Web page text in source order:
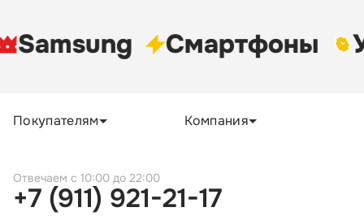
Samsung Cмартфоны
Покупателям Компания
c 10:00 до 22:00
+7 (911) 921-21-17